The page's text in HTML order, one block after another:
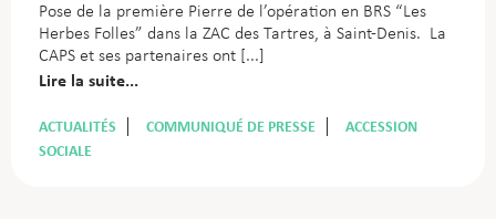
Pose de la première Pierre de l’opération en BRS “Les
Herbes Folles” dans la ZAC des Tartres, à Saint-Denis. La
CAPS et ses partenaires ont
Lire la suite...
ACTUALITÉS COMMUNIQUÉ DE PRESSE
ACCESSION
SOCIALE